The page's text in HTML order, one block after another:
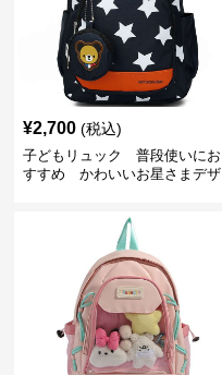
¥2,700 (税込)
子どもリュック 普段使いにお
すすめ かわいいお星さまデザ